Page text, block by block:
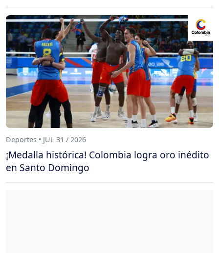
Deportes • JUL 31 / 2026
¡Medalla histórica! Colombia logra oro inédito
en Santo Domingo